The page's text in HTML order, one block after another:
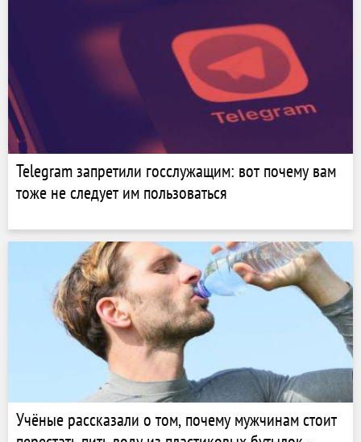
Telegram запретили госслужащим: вот почему вам
тоже не следует им пользоваться
Учёные рассказали о том, почему мужчинам стоит